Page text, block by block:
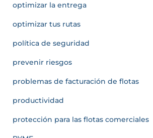
optimizar la entrega
optimizar tus rutas
política de seguridad
prevenir riesgos
problemas de facturación de flotas
productividad
protección para las flotas comerciales